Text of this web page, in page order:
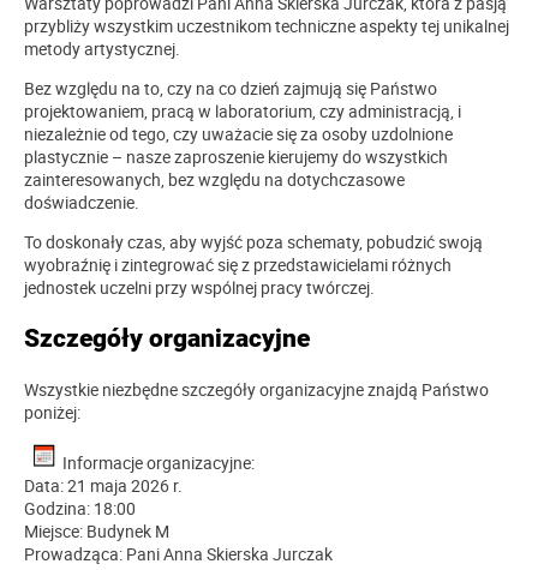
przybliży wszystkim uczestnikom techniczne aspekty tej unikalnej
metody artystycznej.
Bez względu na to, czy na co dzień zajmują się Państwo
projektowaniem, pracą w laboratorium, czy administracją, i
niezależnie od tego, czy uważacie się za osoby uzdolnione
plastycznie – nasze zaproszenie kierujemy do wszystkich
zainteresowanych, bez względu na dotychczasowe
doświadczenie.
To doskonały czas, aby wyjść poza schematy, pobudzić swoją
wyobraźnię i zintegrować się z przedstawicielami różnych
jednostek uczelni przy wspólnej pracy twórczej.
Szczegóły organizacyjne
Wszystkie niezbędne szczegóły organizacyjne znajdą Państwo
poniżej:
Informacje organizacyjne:
Data: 21 maja 2026 r.
Godzina: 18:00
Miejsce: Budynek M
Prowadząca: Pani Anna Skierska Jurczak